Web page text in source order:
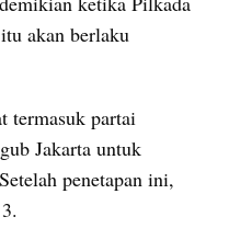
akan berlaku
termasuk partai
Jakarta untuk
penetapan ini,